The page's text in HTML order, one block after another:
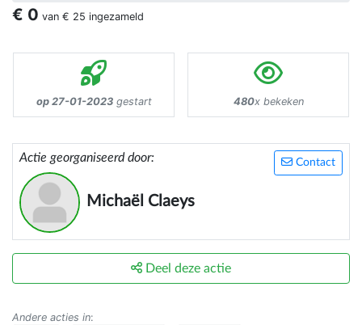
€ 0 van € 25 ingezameld
op 27-01-2023gestart 480x bekeken
Contact
Actie georganiseerd door:
Michaël Claeys
Deel deze actie
Andere acties in: